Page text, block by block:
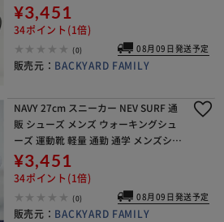
ンズシューズ 通勤 通学 おしゃれ 靴 メ
ンズ靴 スポーツシューズ NE
¥3,451
34ポイント(1倍)
(0) 08月09日発送予定
販売元： BACKYARD FAMILY
NAVY 27cm スニーカー NEV SURF 通
販 シューズ メンズ ウォーキングシュ
ーズ 運動靴 軽量 通勤 通学 メンズシュ
ーズ 靴 おしゃれ ネブサーフ メンズ靴
歩きやすい スポーツシュー
¥3,451
34ポイント(1倍)
(0) 08月09日発送予定
販売元： BACKYARD FAMILY